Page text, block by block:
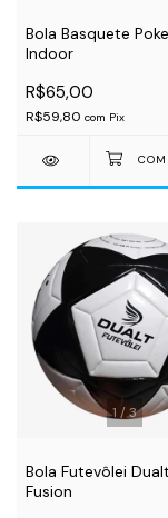
Bola Basquete
Indoor
R$65,00
R$59,80 com Pix
1 /3
Bola Futevôlei
Fusion